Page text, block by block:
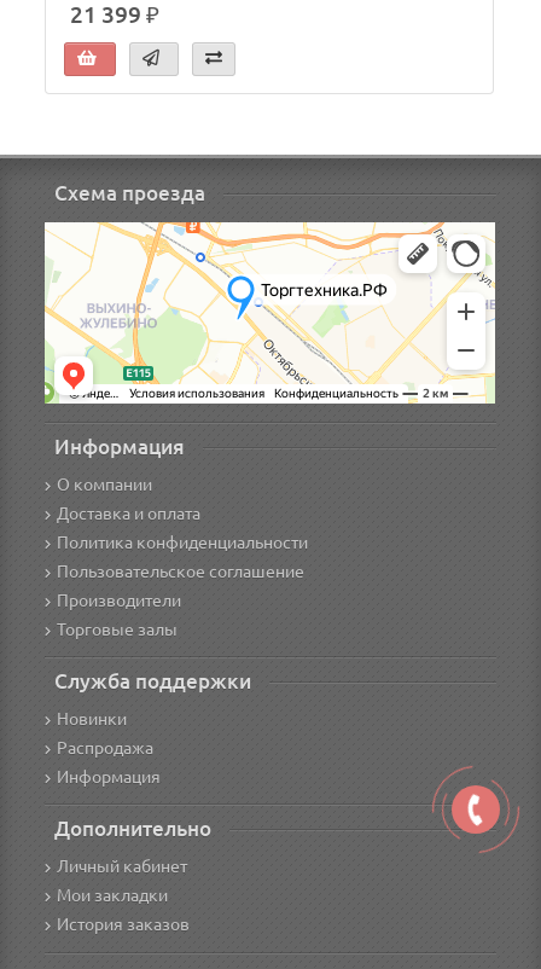
21 399 ₽
Схема проезда
Информация
О компании
Доставка и оплата
Политика конфиденциальности
Пользовательское соглашение
Производители
Торговые залы
Служба поддержки
Новинки
Распродажа
Информация
Дополнительно
Личный кабинет
Мои закладки
История заказов